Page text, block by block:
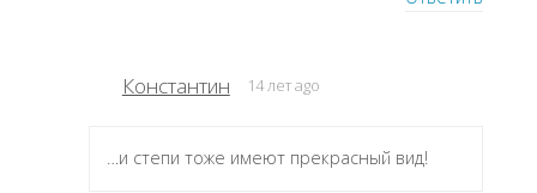
Константин 14 лет ago
…и степи тоже имеют прекрасный вид!